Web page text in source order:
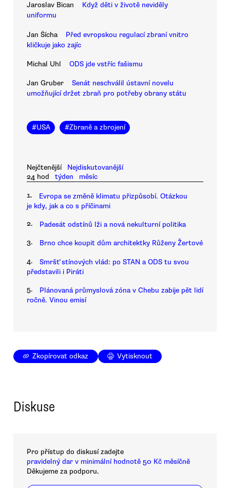
Jaroslav Bican
Když děti v životě neviděly
uniformu
Jan Šícha
Před evropskou regulací zbraní vnitro
kličkuje jako zajíc
Michal Uhl ODS jde vstříc fašismu
Jan Gruber
Senát neschválil ústavní novelu
umožňující držet zbraň pro potřeby obrany státu
#USA #Zbraně a zbrojení
Nejčtenější
Nejdiskutovanější
24 hod
týden měsíc
1.
Evropa se změně klimatu přizpůsobí. Otázkou
je kdy, jak a co s příčinami
2. Padesát odstínů lži a nová nekulturní politika
3. Brno chce koupit dům architektky Růženy Žertové
4.
Smršť stínových vlád: po STAN a ODS tu svou
představili i Piráti
5.
Plánovaná průmyslová zóna v Chebu zabije pět lidí
ročně. Vinou emisí
Zkopírovat odkaz Vytisknout
Diskuse
Pro přístup do diskusí zadejte
pravidelný dar v minimální hodnotě 50 Kč měsíčně
Děkujeme za podporu.